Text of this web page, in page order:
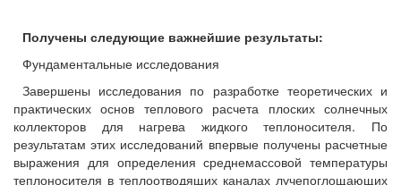
Получены следующие важнейшие результаты:
Фундаментальные исследования
Завершены исследования по разработке теоретических и
практических основ теплового расчета плоских солнечных
коллекторов для нагрева жидкого теплоносителя. По
результатам этих исследований впервые получены расчетные
выражения для определения среднемассовой температуры
теплоносителя в теплоотводящих каналах лучепоглощающих